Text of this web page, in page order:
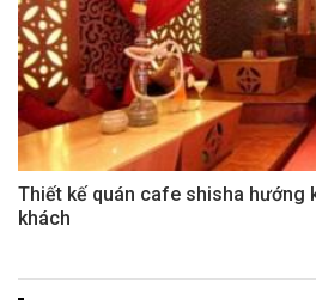
Thiết kế quán cafe shisha hướng
khách